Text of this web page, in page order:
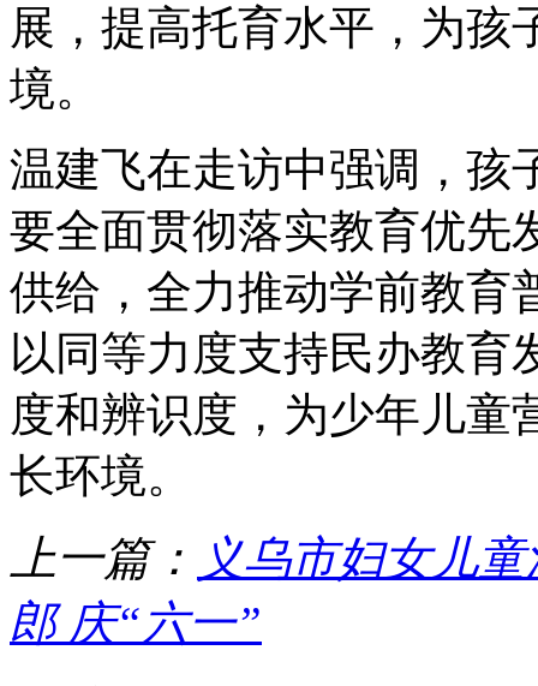
展，提高托育水平，为孩
境。
温建飞在走访中强调，孩
要全面贯彻落实教育优先
供给，全力推动学前教育
以同等力度支持民办教育
度和辨识度，为少年儿童
长环境。
上一篇： 义乌市妇女儿
郎 庆“六一”